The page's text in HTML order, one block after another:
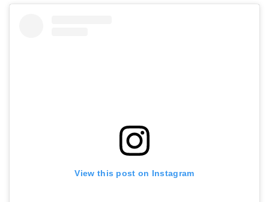
View this post on Instagram